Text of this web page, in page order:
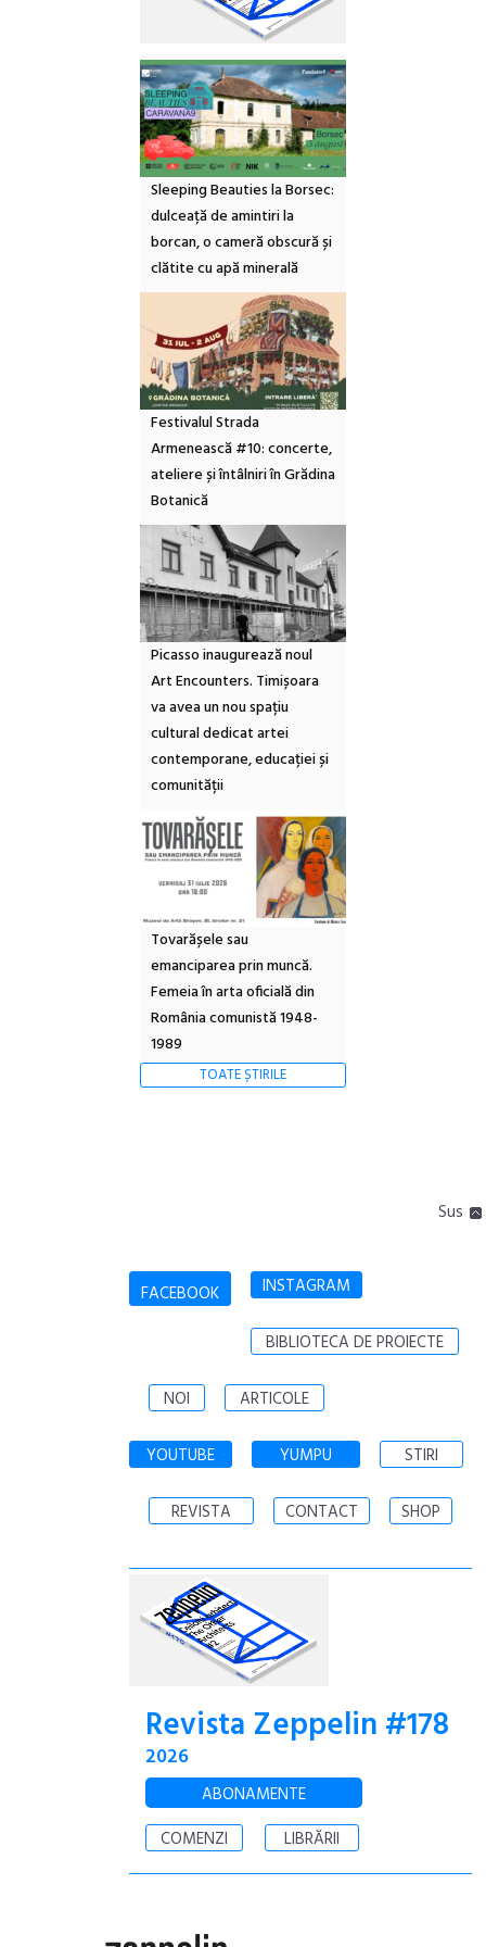
Sleeping Beauties la Borsec:
dulceață de amintiri la
borcan, o cameră obscură și
clătite cu apă minerală
Festivalul Strada
Armenească #10: concerte,
ateliere și întâlniri în Grădina
Botanică
Picasso inaugurează noul
Art Encounters. Timișoara
va avea un nou spațiu
cultural dedicat artei
contemporane, educației și
comunității
Tovarășele sau
emanciparea prin muncă.
Femeia în arta oficială din
România comunistă 1948-
1989
TOATE ȘTIRILE
Sus
FACEBOOK INSTAGRAM
BIBLIOTECA DE PROIECTE
NOI ARTICOLE
YOUTUBE YUMPU STIRI
REVISTA CONTACT SHOP
Revista Zeppelin #178
2026
ABONAMENTE
COMENZI
LIBRĂRII